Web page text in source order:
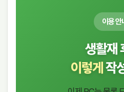
이용 안
생활재
이렇게 작